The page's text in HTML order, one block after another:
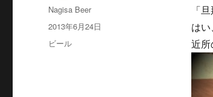
「
は
近
投
稿
Nagisa Beer
投
稿
日:
2013年6月24日
カ
ビール